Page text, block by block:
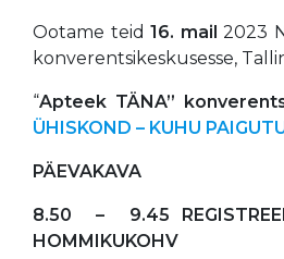
Ootame teid16. mail2023
konverentsikeskusesse,
“Apteek TÄNA”
ÜHISKOND – KUHU
PÄEVAKAVA
8.50 –
9.45
HOMMIKUKOHV